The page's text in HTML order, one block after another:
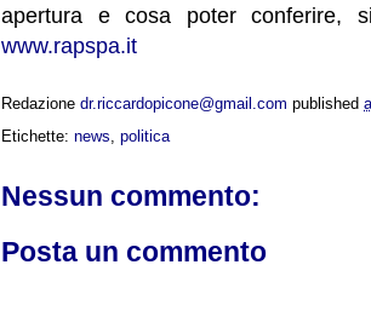
apertura e cosa poter conferire,
www.rapspa.it
Redazione dr.riccardopicone@gmail.com published
Etichette: news politica
Nessun commento:
Posta un commento